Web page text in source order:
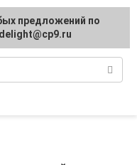
блюд
предложений по